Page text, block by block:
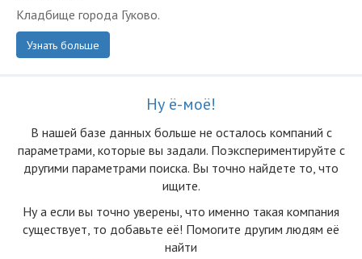
Кладбище города Гуково.
Узнать больше
Ну ё-моё!
В нашей базе данных больше не осталоcь компаний с
параметрами, которые вы задали. Поэкспериментируйте с
другими параметрами поиска. Вы точно найдете то, что
ищите.
Ну а если вы точно уверены, что именно такая компания
существует, то добавьте её! Помогите другим людям её
найти